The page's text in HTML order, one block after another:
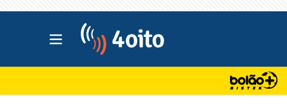
Abrir menu principal